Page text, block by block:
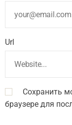
Url
Сохранить
браузере для